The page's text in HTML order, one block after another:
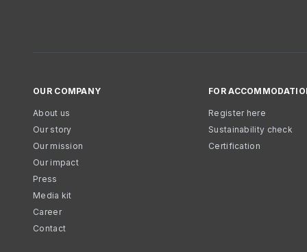
OUR COMPANY
About us
Our story
Our mission
Our impact
Press
Media kit
Career
Contact
FOR
Register here
Sustainability check
Certification